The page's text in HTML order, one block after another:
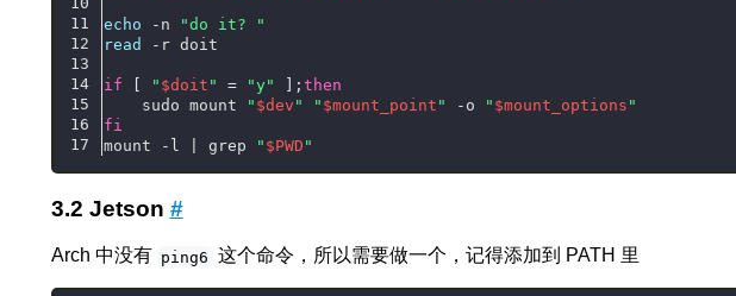
echo -n
"do it? "
read
-r doit
if " $doit " = "y" ];then
    sudo mount
" $dev " " $mount_point " -o " $mount_options "
fi
mount -l | grep
" $PWD "
Jetson #
Arch 中没有 ping6 这个命令，所以需要做一个，记得添加到 PATH 里